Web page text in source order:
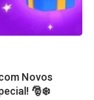
Novos
🎅❄️